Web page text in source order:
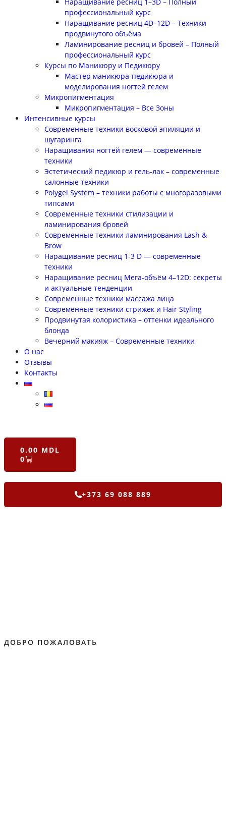
профессиональный курс
Наращивание ресниц 4D–12D – Техники
продвинутого объёма
Ламинирование ресниц и бровей – Полный
профессиональный курс
Курсы по Маникюру и Педикюру
Мастер маникюра-педикюра и
моделирования ногтей гелем
Микропигментация
Микропигментация – Все Зоны
Интенсивные курсы
Современные техники восковой эпиляции и
шугаринга
Наращивания ногтей гелем — современные
техники
Эстетический педикюр и гель-лак – современные
салонные техники
Polygel System – техники работы с многоразовыми
типсами
Современные техники стилизации и
ламинирования бровей
Современные техники ламинирования Lash &
Brow
Наращивание ресниц 1-3 D — современные
техники
Наращивание ресниц Мега-объём 4–12D: секреты
и актуальные тенденции
Современные техники массажа лица
Современные техники стрижек и Hair Styling
Продвинутая колористика – оттенки идеального
блонда
Вечерний макияж – Современные техники
О нас
Отзывы
Контакты
0.00 MDL
0
+373 69 088 889
ДОБРО ПОЖАЛОВАТЬ